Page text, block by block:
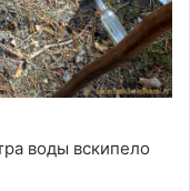
воды вскипело